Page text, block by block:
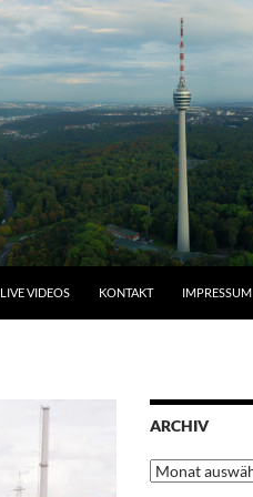
LIVE VIDEOS KONTAKT IMPRESSUM
ARCHIV
Archiv